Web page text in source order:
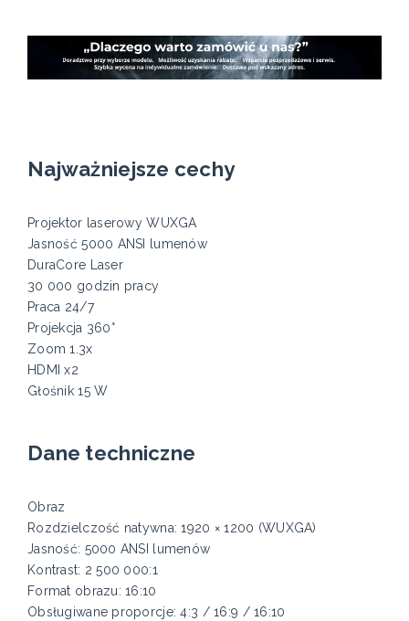
Najważniejsze cechy
Projektor laserowy WUXGA
Jasność 5000 ANSI lumenów
DuraCore Laser
30 000 godzin pracy
Praca 24/7
Projekcja 360°
Zoom 1.3x
HDMI x2
Głośnik 15 W
Dane techniczne
Obraz
Rozdzielczość natywna: 1920 × 1200 (WUXGA)
Jasność: 5000 ANSI lumenów
Kontrast: 2 500 000:1
Format obrazu: 16:10
Obsługiwane proporcje: 4:3 / 16:9 / 16:10